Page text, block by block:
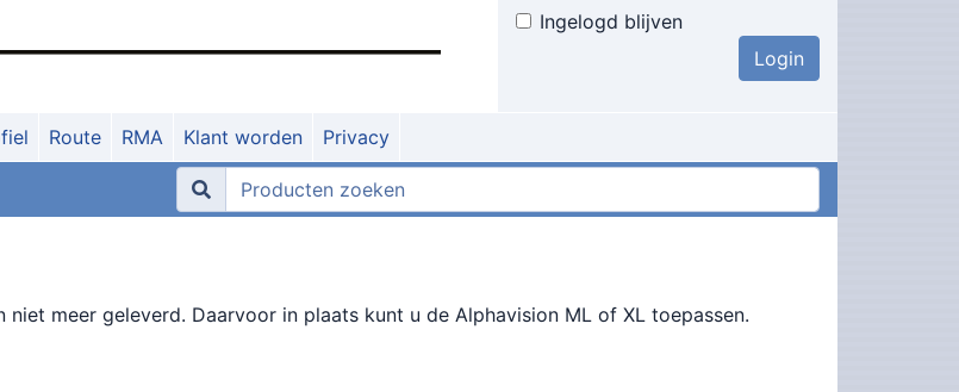
Ingelogd blijven
Route RMA Klant worden Privacy
meer geleverd. Daarvoor in plaats kunt u de Alphavision ML of XL toepassen.